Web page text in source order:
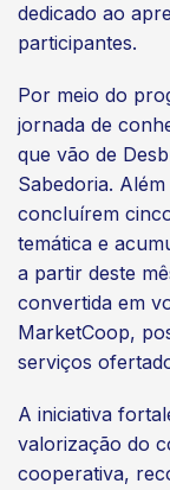
dedicado ao
participantes.
Por meio do
jornada de
que vão de
Sabedoria.
concluírem
temática e
a partir deste
convertida em
MarketCoop,
serviços
A iniciativa
valorização do
cooperativa,